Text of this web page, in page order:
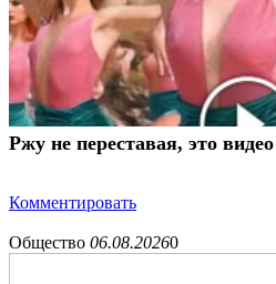
Ржу не переставая, это
Комментировать
Общество 06.08.20260